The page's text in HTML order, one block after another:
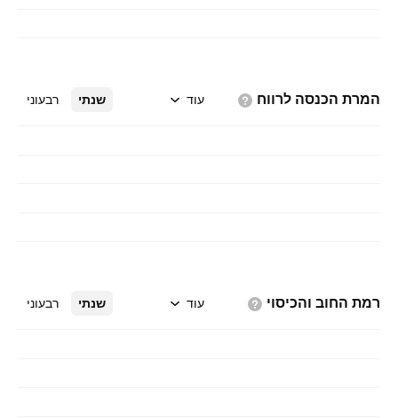
המרת הכנסה לרווח שנתי רבעוני עוד
רמת החוב והכיסוי שנתי רבעוני עוד